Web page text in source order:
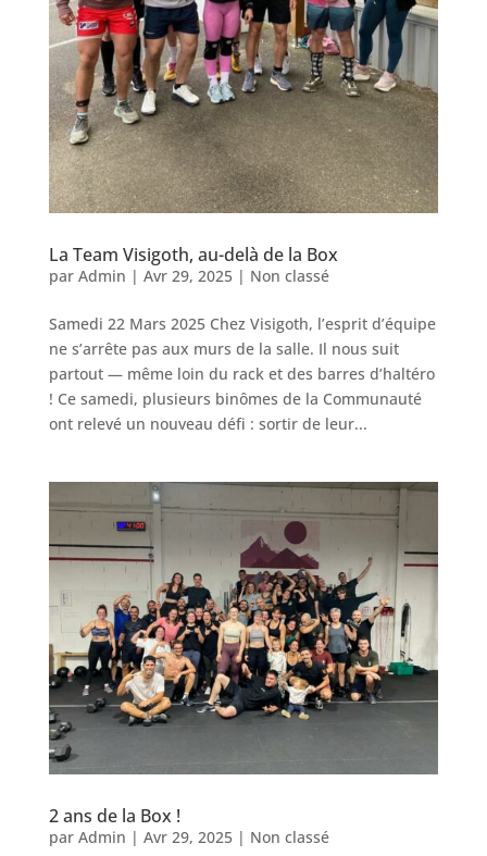
La Team Visigoth, au-delà de la Box
par Admin | Avr 29, 2025| Non classé
Samedi 22 Mars 2025 Chez Visigoth, l’esprit d’équipe
ne s’arrête pas aux murs de la salle. Il nous suit
partout — même loin du rack et des barres d’haltéro
! Ce samedi, plusieurs binômes de la Communauté
ont relevé un nouveau défi : sortir de leur...
2 ans de la Box !
par Admin | Avr 29, 2025| Non classé